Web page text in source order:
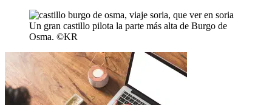
Un gran castillo pilota la parte más alta de Burgo de
Osma. ©KR